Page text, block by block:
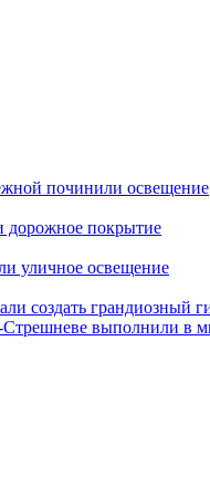
починили освещение
дорожное покрытие
уличное освещение
создать грандиозный
Стрешневе выполнили в